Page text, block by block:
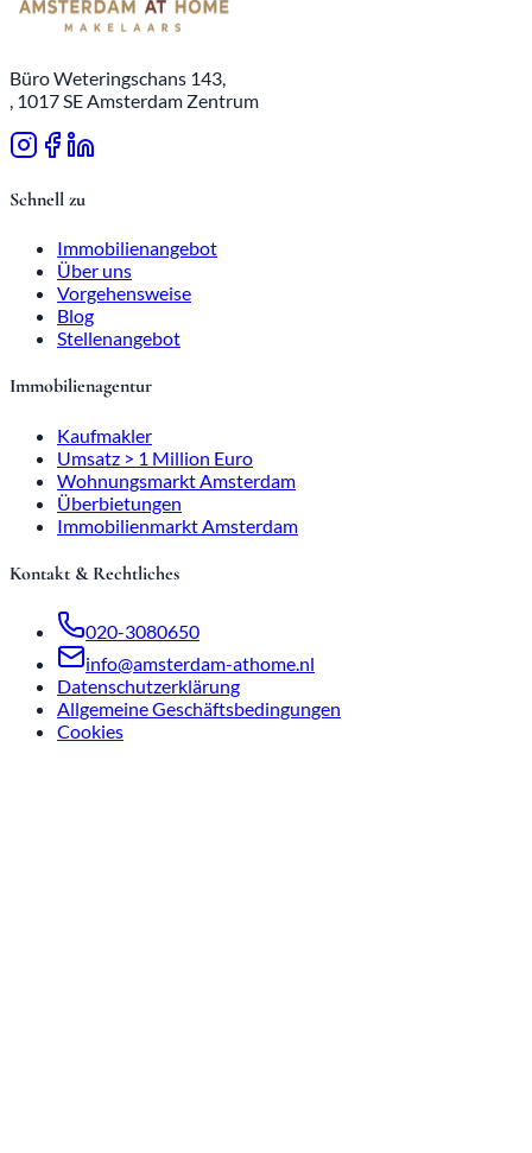
Büro Weteringschans 143,
, 1017 SE Amsterdam Zentrum
Schnell zu
Immobilienangebot
Über uns
Vorgehensweise
Blog
Stellenangebot
Immobilienagentur
Kaufmakler
Umsatz > 1 Million Euro
Wohnungsmarkt Amsterdam
Überbietungen
Immobilienmarkt Amsterdam
Kontakt & Rechtliches
020-3080650
info@amsterdam-athome.nl
Datenschutzerklärung
Allgemeine Geschäftsbedingungen
Cookies